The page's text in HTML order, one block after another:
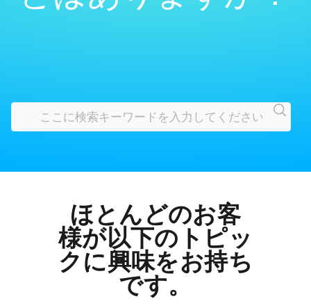
ほとんどのお客
様が以下のトピッ
クに興味をお持ち
です。